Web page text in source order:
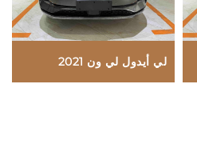
لي أيدول لي ون 2021